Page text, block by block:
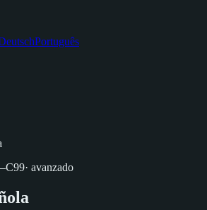
Português
· avanzado